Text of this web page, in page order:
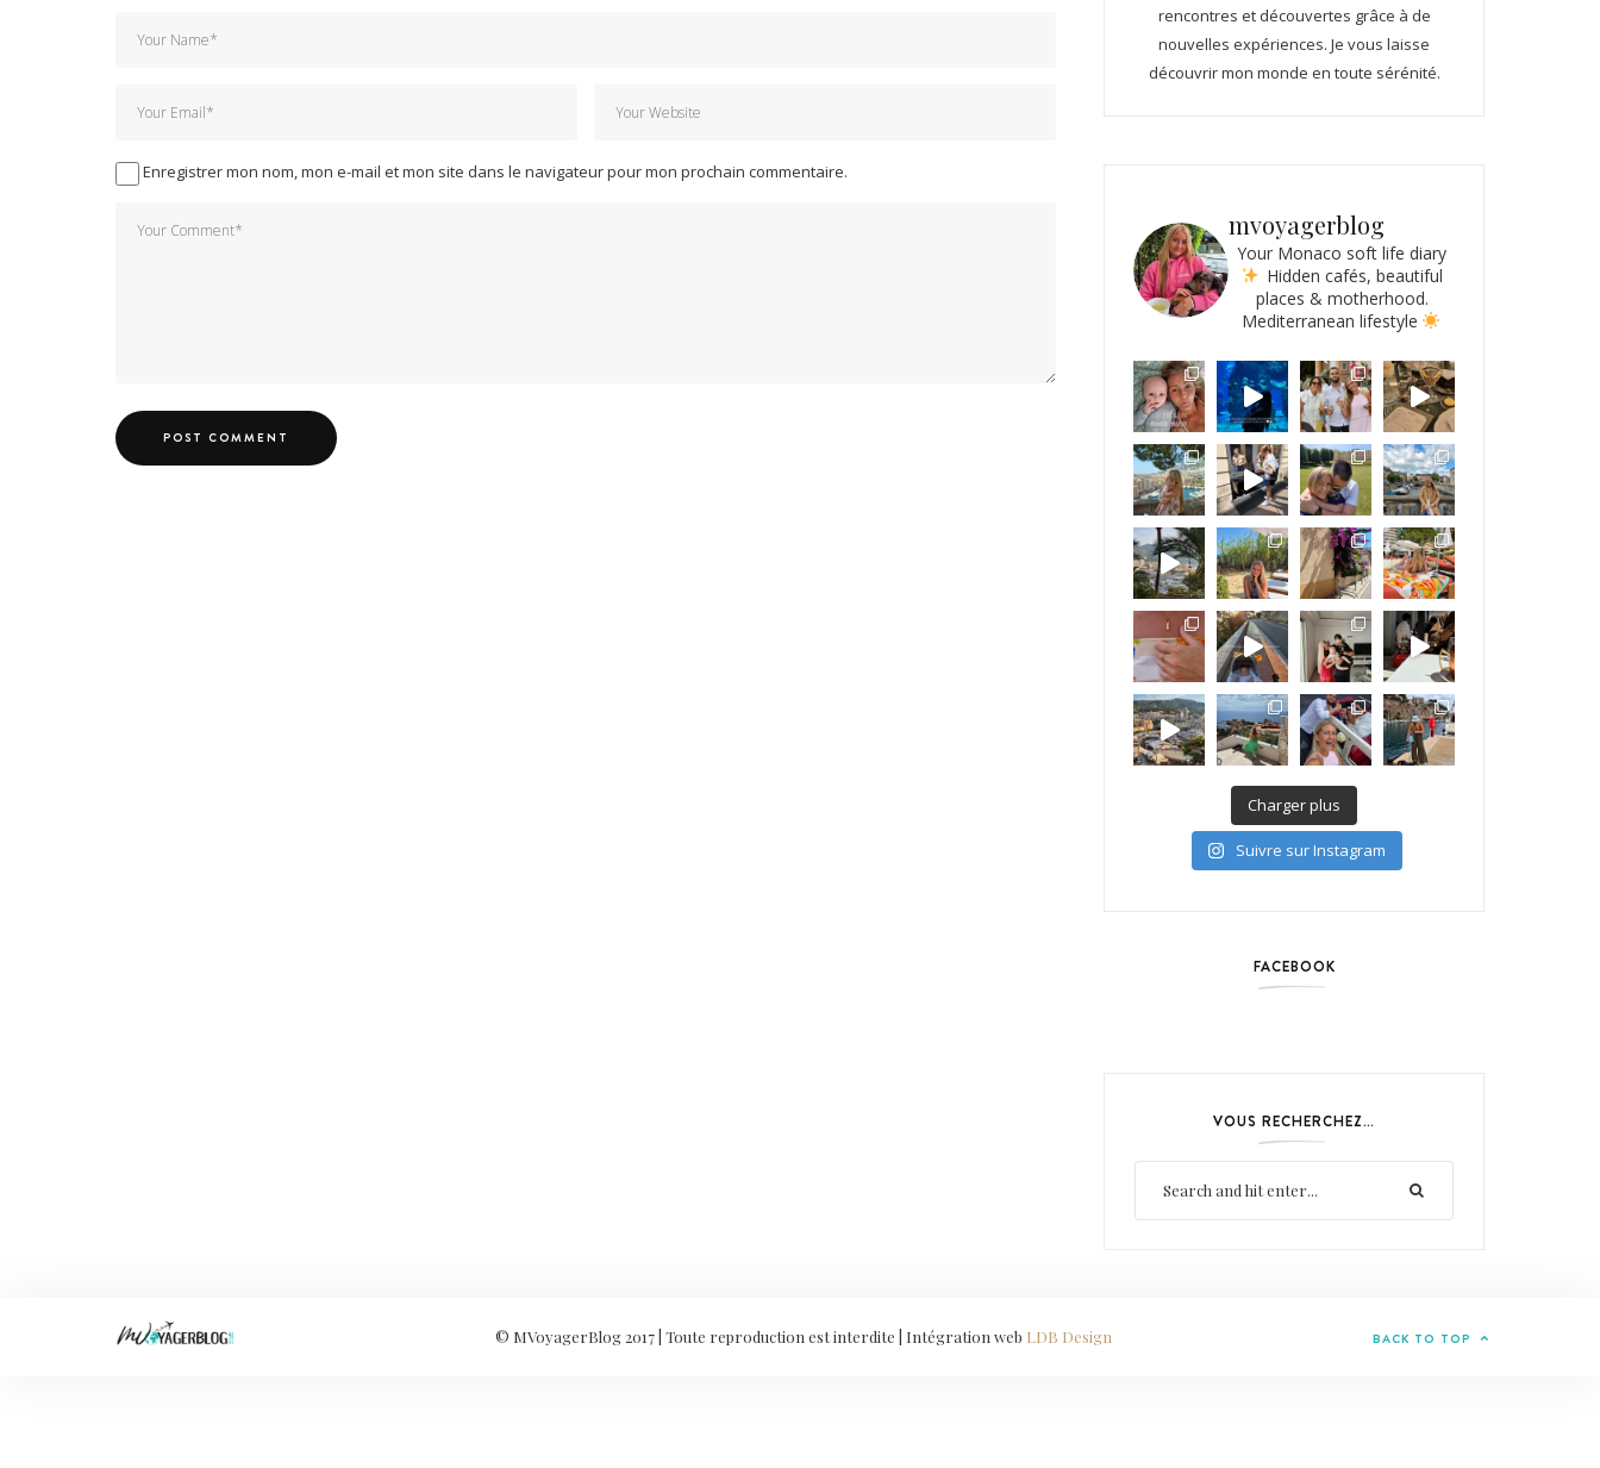
Enregistrer mon nom, mon e-mail et mon site dans le navigateur pour mon prochain commentaire.
rencontres et découvertes grâce à de
nouvelles expériences. Je vous laisse
découvrir mon monde en toute sérénité.
mvoyagerblog
Your Monaco soft life diary
Hidden cafés, beautiful
places & motherhood.
Mediterranean lifestyle
Charger plus
Suivre sur Instagram
FACEBOOK
VOUS RECHERCHEZ…
© MVoyagerBlog 2017 | Toute reproduction est interdite | Intégration web LDB Design BACK TO TOP